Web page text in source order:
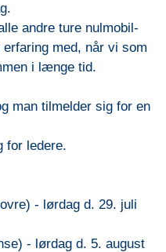
andre ture nulmobil-
med, når vi som
i længe tid.
man tilmelder sig for en
for ledere.
- lørdag d. 29. juli
- lørdag d. 5. august